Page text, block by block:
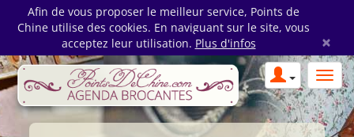
Afin de vous proposer le meilleur service, Points de
Chine utilise des cookies. En naviguant sur le site, vous
acceptez leur utilisation. Plus d'infos ×